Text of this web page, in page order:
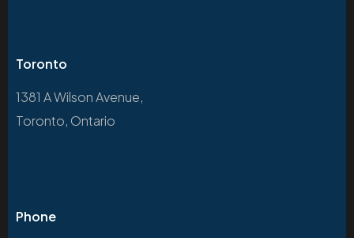
Toronto
1381 A Wilson Avenue,
Toronto, Ontario
Phone